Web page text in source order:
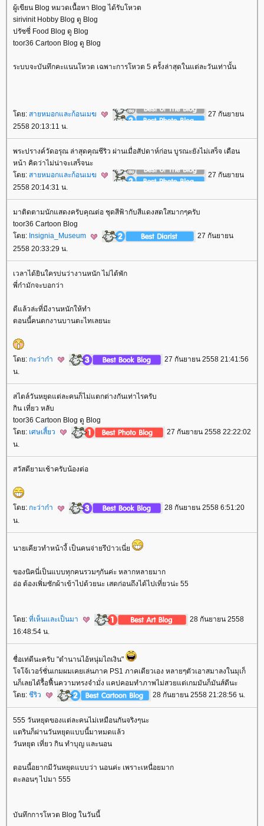
ผู้เขียน Blog หมวดเนื้อหา Blog ได้รับโหวต
sirivinit Hobby Blog ดู Blog
ปรัซซี่ Food Blog ดู Blog
toor36 Cartoon Blog ดู Blog
ระบบจะบันทึกคะแนนโหวต เฉพาะการโหวต 5 ครั้งล่าสุดในแต่ละวันเท่านั้น
ดย: สายหมอกและก้อนเมฆ
27 กันยายน
2558 20:13:11 น.
พระปรางค์วัดอรุณ ล่าสุดคุณชีริว ผ่านเมื่อสัปดาห์ก่อน บูรณะยังไม่เสร็จ เดือน
หน้า คิดว่าไม่น่าจะเสร็จนะ
ดย: สายหมอกและก้อนเมฆ
27 กันยายน
2558 20:14:31 น.
มาติดตามนักแสดงครับคุณต่อ ชุดสีฟ้ากับสีแดงสดใสมากๆครับ
toor36 Cartoon Blog
ดย: Insignia_Museum
27 กันยายน
2558 20:33:29 น.
เวลาได้ยินใครบ่นว่างานหนัก ไม่ได้พัก
พี่ก๋ามักจะบอกว่า
ดีแล้วล่ะที่มีงานหนักให้ทำ
ตอนนี้คนตกงานบานตะไทเลยนะ
ดย: กะว่าก๋า
27 กันยายน 2558 21:41:56
น.
สไตล์วันหยุดแต่ละคนก็ไม่แตกต่างกันเท่าไรครับ
กิน เที่ยว หลับ
toor36 Cartoon Blog ดู Blog
ดย: เศษเสี้ยว
27 กันยายน 2558 22:22:02
น.
สวัสดียามเช้าครับน้องต่อ
ดย: กะว่าก๋า
28 กันยายน 2558 6:51:20
น.
นายเคียวทำหน้างี้ เป็นคนจ่ายรึป่าวเนี่
ของนิคนี่เป็นแบบทุกคนรวมๆกันค่ะ หลากหลายมาก
อ่อ ต้องเพิ่มซักผ้าเข้าไปด้วยนะ เสดก่อนถึงได้ไปเที่ยวน่ะ 55
ดย: ที่เห็นและเป็นมา
28 กันยายน 2558
16:48:54 น.
ชื่อเท่ดีนะครับ "ตำนานไอ้หนุ่มไถเงิน"
จโจ้เวอร์ชั่นเกมผมเคยเล่นภาค PS1 ภาคเดียวเอง หลายๆตัวเอาสมาลงในมุเก็
นก็เลยได้รื้อฟื้นความทรงจำมั่ง แคปคอมทำภาพไม่สวยแต่เกมมันก็มันส์ดีนะ
ดย: ชีริว 28 กันยายน 2558 21:28:56 น.
555 วันหยุดของแต่ละคนไม่เหมือนกันจริงๆนะ
ตรินก็ผ่านวันหยุดแบบนี้มาหมดแล้ว
วันหยุด เที่ยว กิน ทำบุญ และนอน
ตอนนี้อยากมีวันหยุดแบบว่า นอนค่ะ เพราะเหนื่อยมาก
ตะลอนๆ ไปมา 555
บันทึกการโหวต Blog ในวันนี้